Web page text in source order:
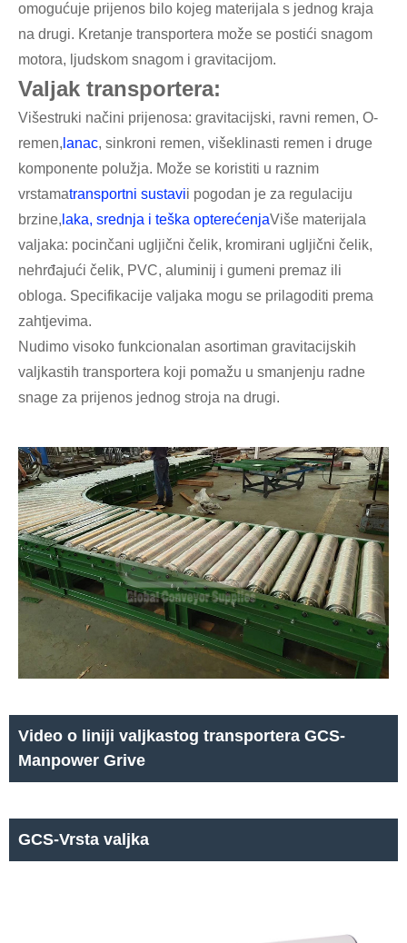
omogućuje prijenos bilo kojeg materijala s jednog kraja
na drugi. Kretanje transportera može se postići snagom
motora, ljudskom snagom i gravitacijom.
Valjak transportera:
Višestruki načini prijenosa: gravitacijski, ravni remen, O-
remen, lanac, sinkroni remen, višeklinasti remen i druge
komponente polužja. Može se koristiti u raznim
vrstamatransportni sustavii pogodan je za regulaciju
brzine, laka, srednja i teška opterećenjaViše materijala
valjaka: pocinčani ugljični čelik, kromirani ugljični čelik,
nehrđajući čelik, PVC, aluminij i gumeni premaz ili
obloga. Specifikacije valjaka mogu se prilagoditi prema
zahtjevima.
Nudimo visoko funkcionalan asortiman gravitacijskih
valjkastih transportera koji pomažu u smanjenju radne
snage za prijenos jednog stroja na drugi.
Video o liniji valjkastog transportera GCS-
Manpower Grive
GCS-Vrsta valjka